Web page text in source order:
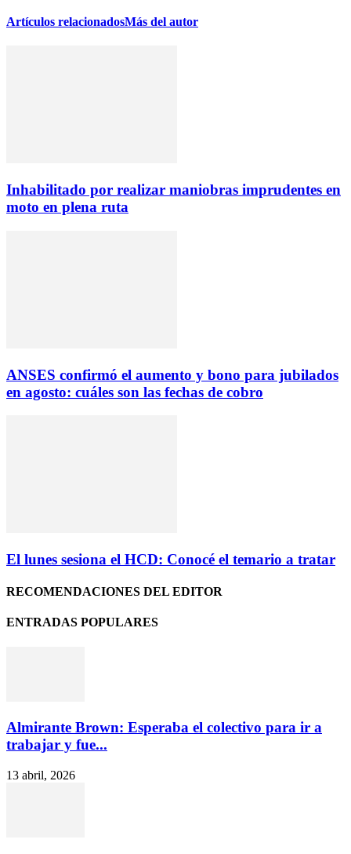
Artículos relacionadosMás del autor
Inhabilitado por realizar maniobras imprudentes en
moto en plena ruta
ANSES confirmó el aumento y bono para jubilados
en agosto: cuáles son las fechas de cobro
El lunes sesiona el HCD: Conocé el temario a tratar
RECOMENDACIONES DEL EDITOR
ENTRADAS POPULARES
Almirante Brown: Esperaba el colectivo para ir a
trabajar y fue...
13 abril, 2026